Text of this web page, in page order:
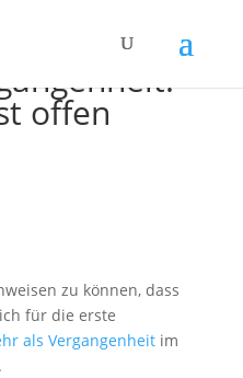
offen
zu können, dass
für die erste
als Vergangenheitim